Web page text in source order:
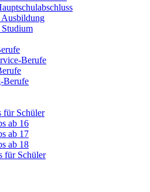
Ausbildung
Studium
Berufe
Berufe
für Schüler
ab 16
ab 17
ab 18
für Schüler